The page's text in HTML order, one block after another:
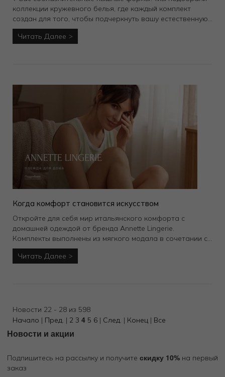
коллекции кружевного белья, где каждый комплект
создан для того, чтобы подчеркнуть вашу естественную
красоту, а также обеспечить максимальный комфорт в
течении всего дня. Модели бюстгальтеров в больших
Читать Далее
Когда комфорт становится искусством
Откройте для себя мир итальянского комфорта с
домашней одеждой от бренда Annette Lingerie.
Комплекты выполнены из мягкого модала в сочетании с
кружевом — воплощение лёгкости и элегантности. Новая
коллекция представлена в нежных пастельных оттенках.
Читать Далее
Новости 22 - 28 из 598
Начало | Пред. | 2 3 4 5 6 | След. | Конец | Все
Новости и акции
Подпишитесь на рассылку и получите скидку 10% на первый
заказ